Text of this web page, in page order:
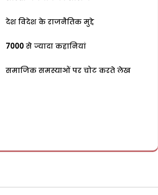
देश विदेश के राजनैतिक मुद्दे
7000 से ज्यादा कहानियां
समाजिक समस्याओं पर चोट करते लेख